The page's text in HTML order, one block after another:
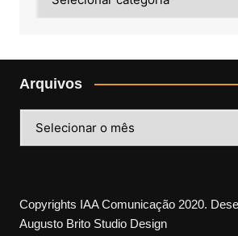
Arquivos
Copyrights IAA Comunicação 2020.
Augusto Brito Studio Design